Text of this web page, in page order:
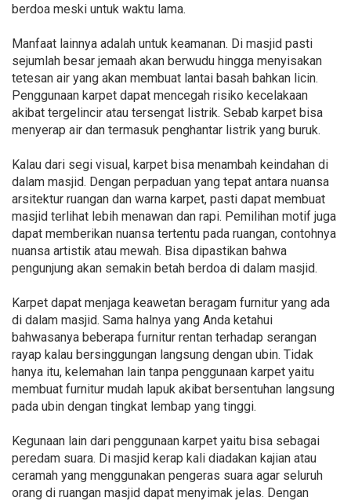
berdoa meski untuk waktu lama.
Manfaat lainnya adalah untuk keamanan. Di masjid pasti
sejumlah besar jemaah akan berwudu hingga menyisakan
tetesan air yang akan membuat lantai basah bahkan licin.
Penggunaan karpet dapat mencegah risiko kecelakaan
akibat tergelincir atau tersengat listrik. Sebab karpet bisa
menyerap air dan termasuk penghantar listrik yang buruk.
Kalau dari segi visual, karpet bisa menambah keindahan di
dalam masjid. Dengan perpaduan yang tepat antara nuansa
arsitektur ruangan dan warna karpet, pasti dapat membuat
masjid terlihat lebih menawan dan rapi. Pemilihan motif juga
dapat memberikan nuansa tertentu pada ruangan, contohnya
nuansa artistik atau mewah. Bisa dipastikan bahwa
pengunjung akan semakin betah berdoa di dalam masjid.
Karpet dapat menjaga keawetan beragam furnitur yang ada
di dalam masjid. Sama halnya yang Anda ketahui
bahwasanya beberapa furnitur rentan terhadap serangan
rayap kalau bersinggungan langsung dengan ubin. Tidak
hanya itu, kelemahan lain tanpa penggunaan karpet yaitu
membuat furnitur mudah lapuk akibat bersentuhan langsung
pada ubin dengan tingkat lembap yang tinggi.
Kegunaan lain dari penggunaan karpet yaitu bisa sebagai
peredam suara. Di masjid kerap kali diadakan kajian atau
ceramah yang menggunakan pengeras suara agar seluruh
orang di ruangan masjid dapat menyimak jelas. Dengan